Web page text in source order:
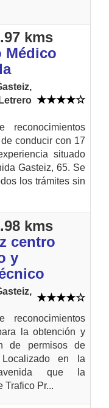
kms
Médico
reconocimientos
conducir con 17
situado
Gasteiz, 65. Se
los trámites sin
kms
centro
y
reconocimientos
la obtención y
de permisos de
Localizado en la
que la
Trafico Pr...